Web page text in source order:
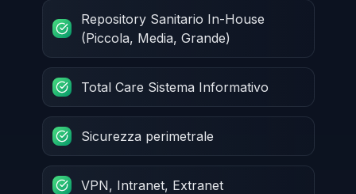
Repository Sanitario In-House
(Piccola, Media, Grande)
Total Care Sistema Informativo
Sicurezza perimetrale
VPN, Intranet, Extranet